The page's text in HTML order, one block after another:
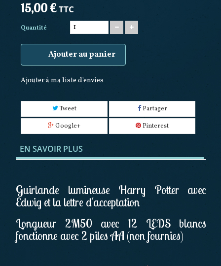
15,00 €TTC
Quantité
Ajouter au panier
Ajouter à ma liste d'envies
Tweet
Partager
Google+
Pinterest
EN SAVOIR PLUS
Guirlande lumineuse Harry Potter avec
Edwig et la lettre d'acceptation
Longueur 2M50 avec 12 LEDS blancs
fonctionne avec 2 piles AA (non fournies)